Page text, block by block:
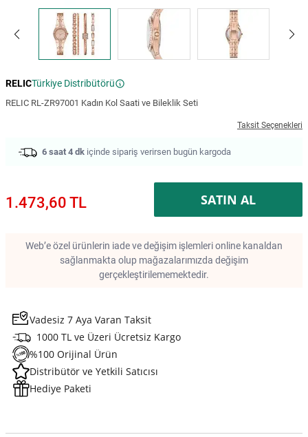
RELICTürkiye Distribütörü
RELIC RL-ZR97001 Kadın Kol Saati ve Bileklik Seti
Taksit Seçenekleri
6 saat 4 dk içinde sipariş verirsen bugün kargoda
1.473,60 TL SATIN AL
Web’e özel ürünlerin iade ve değişim işlemleri online kanaldan
sağlanmakta olup mağazalarımızda değişim
gerçekleştirilememektedir.
Vadesiz 7 Aya Varan Taksit
1000 TL ve Üzeri Ücretsiz Kargo
%100 Orijinal Ürün
Distribütör ve Yetkili Satıcısı
Hediye Paketi